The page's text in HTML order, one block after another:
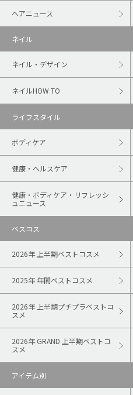
ヘアニュース
ネイル
ネイル・デザイン
ネイルHOW TO
ライフスタイル
ボディケア
健康・ヘルスケア
健康・ボディケア・リフレッシ
ュニュース
ベスコス
2026年 上半期ベストコスメ
2025年 年間ベストコスメ
2026年 上半期プチプラベストコ
スメ
2026年 GRAND 上半期ベストコ
スメ
アイテム別